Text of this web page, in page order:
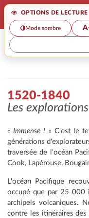
OPTIONS DE LECTURE
Mode sombre
>>
1520-1840
Les
« Immense ! » C'est le
générations
traversée de l'océan
Cook, Lapérouse,
L'océan Pacifique
occupé que par 25 000
archipels volcaniques.
contre les itinéraires